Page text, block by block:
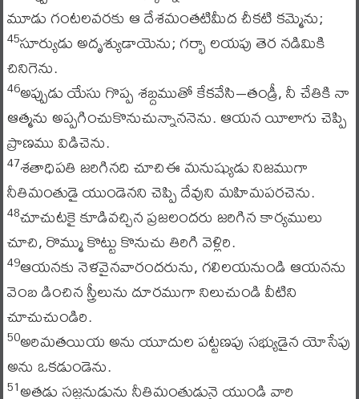
మూడు గంటలవరకు ఆ దేశమంతటిమీద చీకటి కమ్మెను;
45సూర్యుడు అదృశ్యుడాయెను; గర్భా లయపు తెర నడిమికి
చినిగెను.
46అప్పుడు యేసు గొప్ప శబ్దముతో కేకవేసి–తండ్రీ, నీ చేతికి నా
ఆత్మను అప్పగించుకొనుచున్నాననెను. ఆయన యీలాగు చెప్పి
ప్రాణము విడిచెను.
47శతాధిపతి జరిగినది చూచిఈ మనుష్యుడు నిజముగా
నీతిమంతుడై యుండెనని చెప్పి దేవుని మహిమపరచెను.
48చూచుటకై కూడివచ్చిన ప్రజలందరు జరిగిన కార్యములు
చూచి, రొమ్ము కొట్టు కొనుచు తిరిగి వెళ్లిరి.
49ఆయనకు నెళవైనవారందరును, గలిలయనుండి ఆయనను
వెంబ డించిన స్త్రీలును దూరముగా నిలుచుండి వీటిని
చూచుచుండిరి.
50అరిమతయియ అను యూదుల పట్టణపు సభ్యుడైన యోసేపు
అను ఒకడుండెను.
51అతడు సజ్జనుడును నీతిమంతుడునై యుండి వారి